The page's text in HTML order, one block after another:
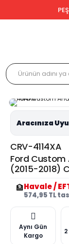
Aracınıza
CRV-4114XA
Ford Custom
(2015-2018)
🏦Havale /
574,95 TL
Aynı Gün
Kargo